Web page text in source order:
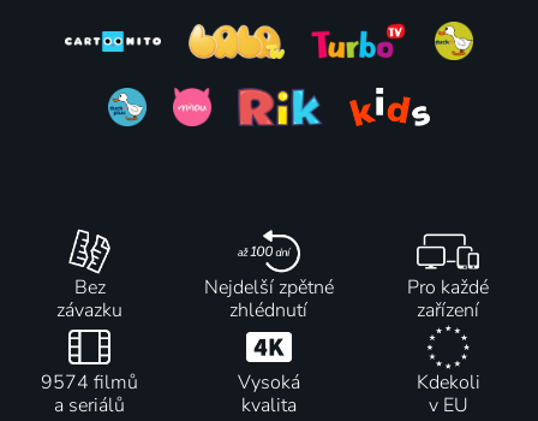
Bez
závazku
Nejdelší zpětné
zhlédnutí
Pro každé
zařízení
9574 filmů
a seriálů
Vysoká
kvalita
Kdekoli
v EU